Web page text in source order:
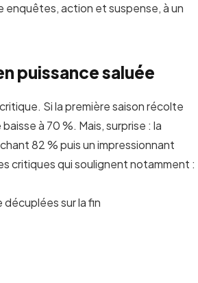
enquêtes, action et suspense, à un
puissance saluée
Si la première saison récolte
à 70 %. Mais, surprise : la
82 % puis un impressionnant
critiques qui soulignent notamment :
sur la fin